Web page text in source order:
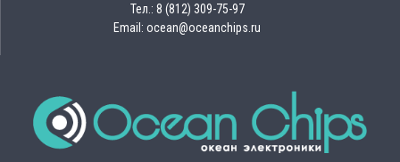
Тел.: 8 (812) 309-75-97
Email: ocean@oceanchips.ru